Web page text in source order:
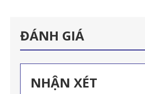
ĐÁNH GIÁ
NHẬN XÉT